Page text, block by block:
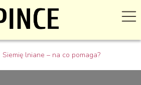
Siemię lniane – na co pomaga?